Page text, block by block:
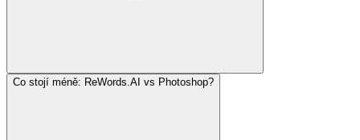
Co stojí méně: ReWords.AI vs Photoshop?